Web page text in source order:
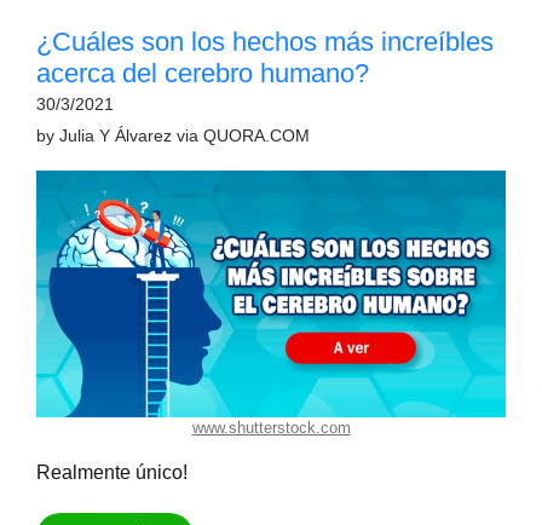
¿Cuáles son los hechos más increíbles
acerca del cerebro humano?
30/3/2021
by Julia Y Álvarez via QUORA.COM
www.shutterstock.com
Realmente único!